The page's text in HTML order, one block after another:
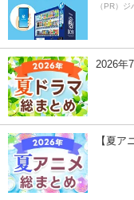
（PR）
2026年
【夏ア